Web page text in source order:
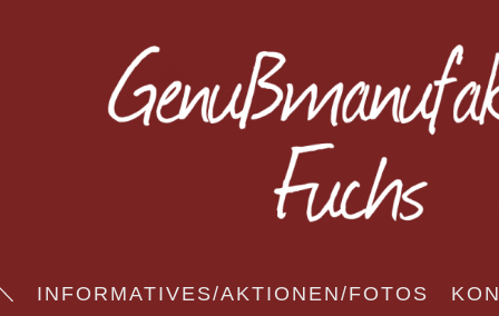
INFORMATIVES/AKTIONEN/FOTOS